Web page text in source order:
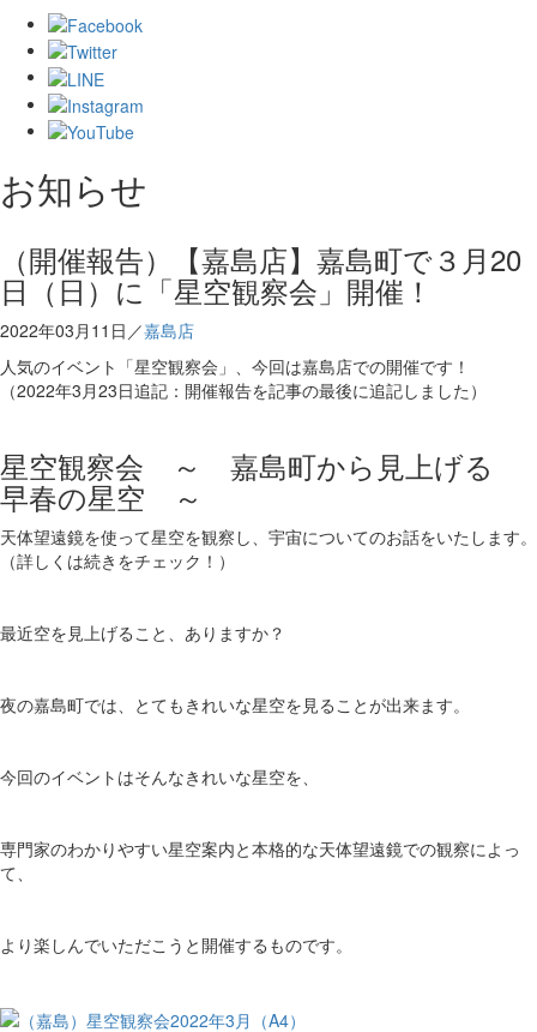
お知らせ
（開催報告）【嘉島店】嘉島町で３月20
日（日）に「星空観察会」開催！
2022年03月11日／嘉島店
人気のイベント「星空観察会」、今回は嘉島店での開催です！
（2022年3月23日追記：開催報告を記事の最後に追記しました）
星空観察会 ～ 嘉島町から見上げる
早春の星空 ～
天体望遠鏡を使って星空を観察し、宇宙についてのお話をいたします。
（詳しくは続きをチェック！）
最近空を見上げること、ありますか？
夜の嘉島町では、とてもきれいな星空を見ることが出来ます。
今回のイベントはそんなきれいな星空を、
専門家のわかりやすい星空案内と本格的な天体望遠鏡での観察によっ
て、
より楽しんでいただこうと開催するものです。